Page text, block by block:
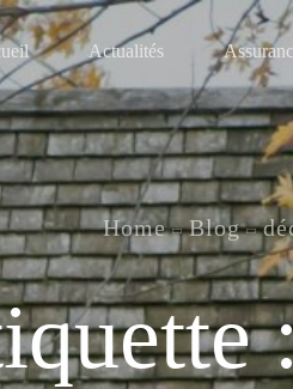
Actualités
Home Blog